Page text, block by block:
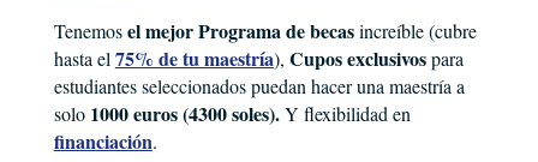
Tenemosel mejor Programa de becasincreíble (cubre
hasta el75% de tu maestría), Cupos exclusivospara
estudiantes seleccionados puedan hacer una maestría a
solo 1000 euros (4300 soles).Y flexibilidad en
financiación.